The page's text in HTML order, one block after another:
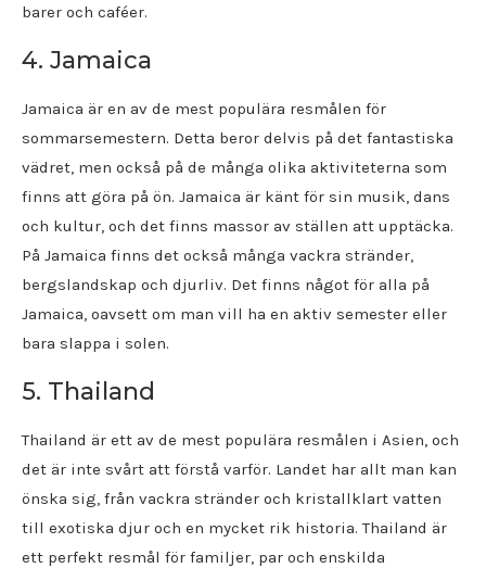
barer och caféer.
4. Jamaica
Jamaica är en av de mest populära resmålen för
sommarsemestern. Detta beror delvis på det fantastiska
vädret, men också på de många olika aktiviteterna som
finns att göra på ön. Jamaica är känt för sin musik, dans
och kultur, och det finns massor av ställen att upptäcka.
På Jamaica finns det också många vackra stränder,
bergslandskap och djurliv. Det finns något för alla på
Jamaica, oavsett om man vill ha en aktiv semester eller
bara slappa i solen.
5. Thailand
Thailand är ett av de mest populära resmålen i Asien, och
det är inte svårt att förstå varför. Landet har allt man kan
önska sig, från vackra stränder och kristallklart vatten
till exotiska djur och en mycket rik historia. Thailand är
ett perfekt resmål för familjer, par och enskilda